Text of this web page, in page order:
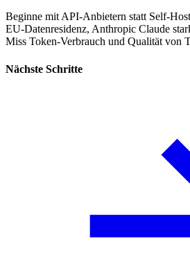
Beginne mit API-Anbietern statt Self-
EU-Datenresidenz, Anthropic Claude
Miss Token-Verbrauch und Qualität von
Nächste Schritte